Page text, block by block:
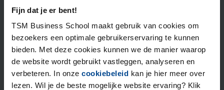
Fijn dat je er bent!
TSM Business School maakt gebruik van cookies om
bezoekers een optimale gebruikerservaring te kunnen
bieden. Met deze cookies kunnen we de manier waarop
de website wordt gebruikt vastleggen, analyseren en
verbeteren. In onze cookiebeleid kan je hier meer over
lezen. Wil je de beste mogelijke website ervaring? Klik
motto ‘Hope is not a strategy’ en zijn
Over de Leergang Bedrijfskunde